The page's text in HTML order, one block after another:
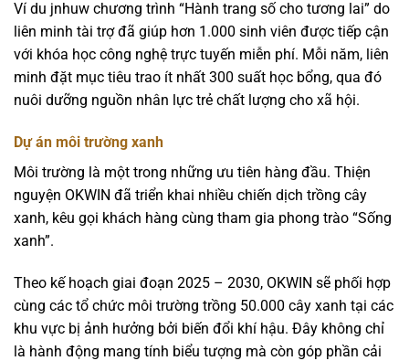
Ví du jnhuw chương trình “Hành trang số cho tương lai” do
liên minh tài trợ đã giúp hơn 1.000 sinh viên được tiếp cận
với khóa học công nghệ trực tuyến miễn phí. Mỗi năm, liên
minh đặt mục tiêu trao ít nhất 300 suất học bổng, qua đó
nuôi dưỡng nguồn nhân lực trẻ chất lượng cho xã hội.
Dự án môi trường xanh
Môi trường là một trong những ưu tiên hàng đầu. Thiện
nguyện OKWIN đã triển khai nhiều chiến dịch trồng cây
xanh, kêu gọi khách hàng cùng tham gia phong trào “Sống
xanh”.
Theo kế hoạch giai đoạn 2025 – 2030, OKWIN sẽ phối hợp
cùng các tổ chức môi trường trồng 50.000 cây xanh tại các
khu vực bị ảnh hưởng bởi biến đổi khí hậu. Đây không chỉ
là hành động mang tính biểu tượng mà còn góp phần cải